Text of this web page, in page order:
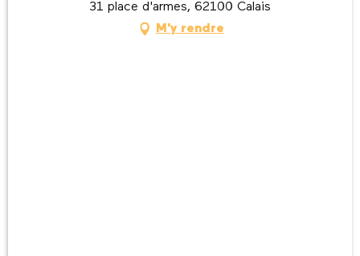
31 place d'armes, 62100 Calais
M'y rendre